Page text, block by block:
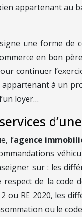
appartenant
une forme de
en bon
continuer
à un
loyer…
l’agence
sur : les
de la code
ou RE 2020, les
ou le